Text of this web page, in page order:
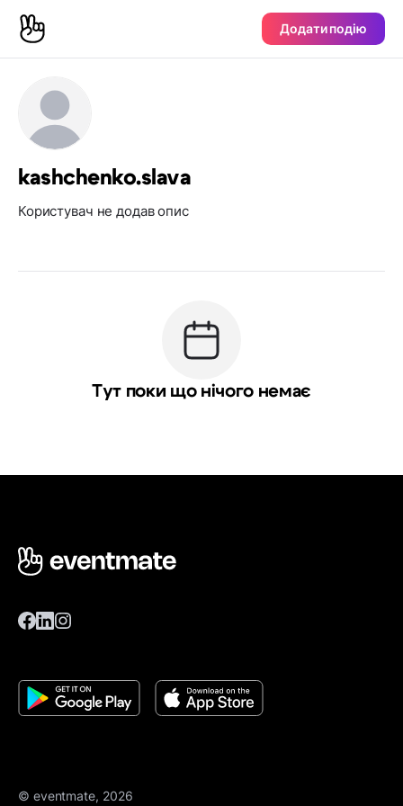
Додати подію
kashchenko.slava
Користувач не додав опис
Тут поки що нічого немає
© eventmate, 2026